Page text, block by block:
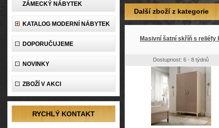
ZÁMECKÝ NÁBYTEK
KATALOG MODERNÍ NÁBYTEK
DOPORUČUJEME
NOVINKY
ZBOŽÍ V AKCI
RYCHLÝ KONTAKT
Další zboží z kategorie
Masivní šatní skříň s reliéfy
Dostupnost: 6 - 8 týdnů